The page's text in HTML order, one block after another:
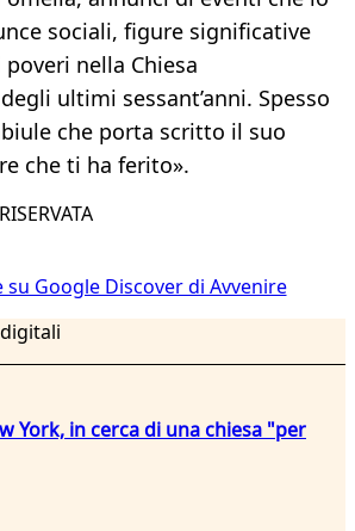
sociali, figure significative
poveri nella Chiesa
ultimi sessant’anni. Spesso
che porta scritto il suo
che ti ha ferito».
su Google Discover di Avvenire
York, in cerca di una chiesa "per